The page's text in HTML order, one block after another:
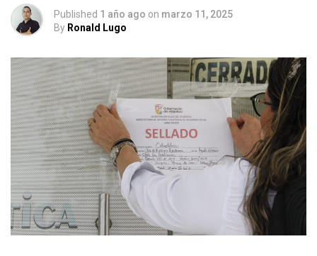
Published 1 año ago on marzo 11, 2025
By Ronald Lugo